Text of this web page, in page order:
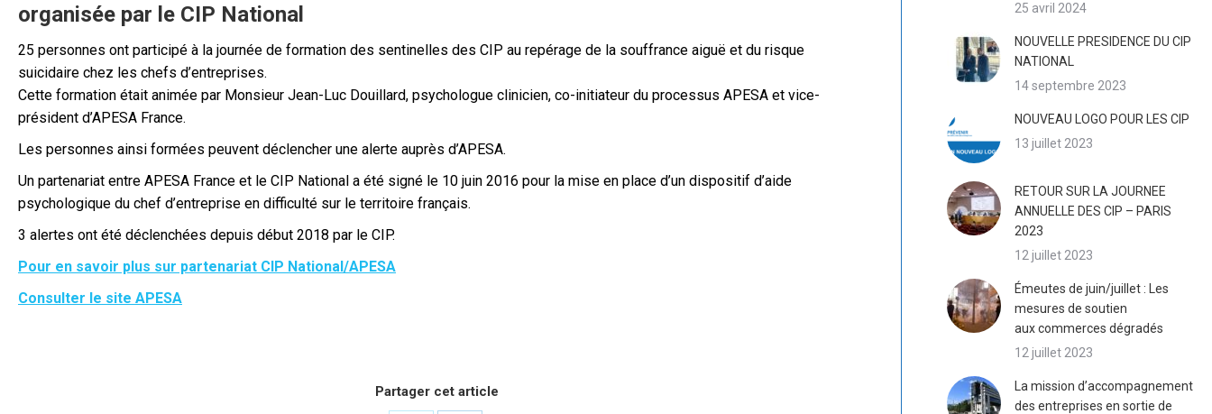
organisée par le CIP National
25 personnes ont participé à la journée de formation des sentinelles des CIP au repérage de la souffrance aiguë et du risque
suicidaire chez les chefs d’entreprises.
Cette formation était animée par Monsieur Jean-Luc Douillard, psychologue clinicien, co-initiateur du processus APESA et vice-
président d’APESA France.
Les personnes ainsi formées peuvent déclencher une alerte auprès d’APESA.
Un partenariat entre APESA France et le CIP National a été signé le 10 juin 2016 pour la mise en place d’un dispositif d’aide
psychologique du chef d’entreprise en difficulté sur le territoire français.
3 alertes ont été déclenchées depuis début 2018 par le CIP.
Pour en savoir plus sur partenariat CIP National/APESA
Consulter le site APESA
Partager cet article
25 avril 2024
NOUVELLE PRESIDENCE DU CIP
NATIONAL
14 septembre 2023
NOUVEAU LOGO POUR LES CIP
13 juillet 2023
RETOUR SUR LA JOURNEE
ANNUELLE DES CIP – PARIS
2023
12 juillet 2023
Émeutes de juin/juillet : Les
mesures de soutien
aux commerces dégradés
12 juillet 2023
La mission d’accompagnement
des entreprises en sortie de